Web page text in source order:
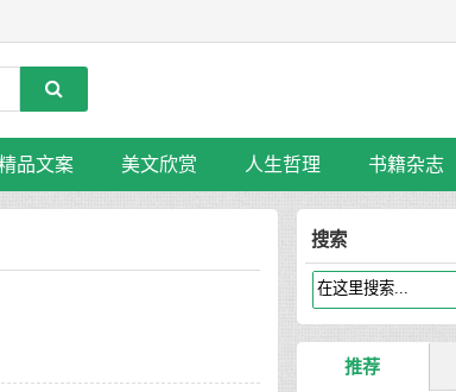
品文案 美文欣赏 人生哲理 书籍杂志
搜索
推荐